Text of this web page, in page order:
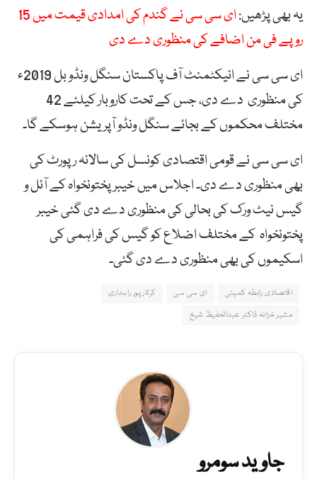
یہ بھی پڑھیں:
ای سی سی نے گندم کی امدادی قیمت میں 15
روپے فی من اضافے کی منظوری دے دی
ای سی سی نے انیکٹمنٹ آف پاکستان سنگل ونڈو بل 2019ء
کی منظوری دے دی، جس کے تحت کاروبار کیلئے 42
مختلف محکموں کے بجائے سنگل ونڈو آپریشن ہوسکے گا۔
ای سی سی نے قومی اقتصادی کونسل کی سالانہ رپورٹ کی
بھی منظوری دے دی۔ اجلاس میں خیبر پختونخواہ کے آئل و
گیس نیٹ ورک کی بحالی کی منظوری دے دی گئی خیبر
پختونخواہ کے مختلف اضلاع کو گیس کی فراہمی کی
اسکیموں کی بھی منظوری دے دی گئی۔
اقتصادی رابطہ کمیٹی ای سی سی
کرتار پور راہداری
مشیر خزانہ ڈاکٹر عبدالحفیظ شیخ
جاوید سومرو